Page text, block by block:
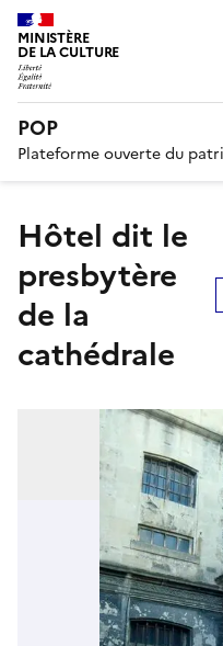
MINISTÈRE
DE LA CULTURE
POP
Plateforme ouverte du
hôtel dit le
presbytère
de la
cathédrale